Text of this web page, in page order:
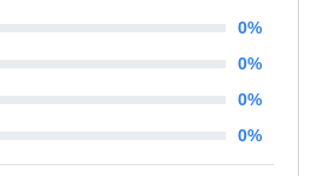
0%
0%
0%
0%